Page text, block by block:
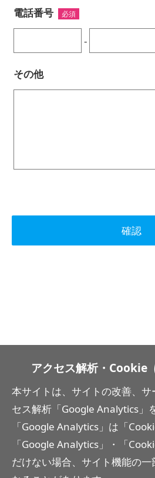
電話番号
-
その他
サイト方針 サイトマ
アクセス解析・Cookie
本サイトは、サイトの改善、
セス解析「Google Analytics」
「Google Analytics」は「
「Google Analytics」・「
だけない場合、サイト機能の一